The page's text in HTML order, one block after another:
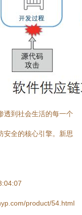
透到社会生活的每一个
安全的核心引擎。新思
product/54.html